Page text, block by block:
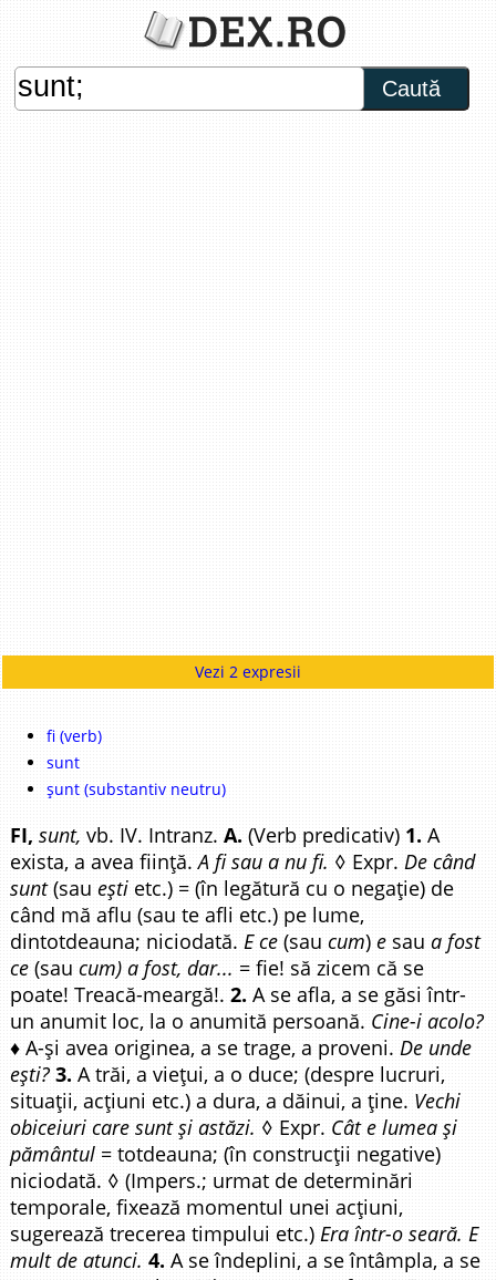
Caută
Vezi 2 expresii
fi (verb)
sunt
șunt (substantiv neutru)
FI, sunt, vb. IV. Intranz.A. (Verb predicativ) 1. A
exista, a avea ființă.A fi sau a nu fi. ◊ Expr. De când
sunt(sauești etc.) = (în legătură cu o negație) de
când mă aflu (sau te afli etc.) pe lume,
dintotdeauna; niciodată. E ce (saucum)e saua fost
ce (saucum) a fost, dar... = fie! să zicem că se
poate! Treacă-meargă!.2. A se afla, a se găsi într-
un anumit loc, la o anumită persoană. Cine-i acolo?
♦ A-și avea originea, a se trage, a proveni. De unde
ești? 3. A trăi, a viețui, a o duce; (despre lucruri,
situații, acțiuni etc.) a dura, a dăinui, a ține. Vechi
obiceiuri care sunt și astăzi. ◊ Expr. Cât e lumea și
pământul = totdeauna; (în construcții negative)
niciodată. ◊ (Impers.; urmat de determinări
temporale, fixează momentul unei acțiuni,
sugerează trecerea timpului etc.) Era într-o seară. E
mult de atunci. 4. A se îndeplini, a se întâmpla, a se